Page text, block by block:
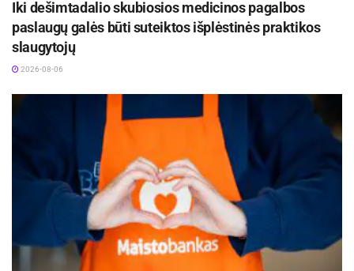
bendruomeninių ryšių tarp Lietuvos ir Japonijos
stiprinimo pavyzdžiu.
Šaltinis: Panevėžio miesto savivaldybė
Iki dešimtadalio skubiosios medicinos pagalbos
paslaugų galės būti suteiktos išplėstinės praktikos
slaugytojų
2026-08-06